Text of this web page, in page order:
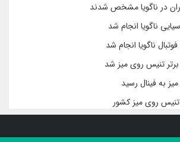
در ناگویا مشخص شدند
ناگویا انجام شد
ناگویا انجام شد
تنیس روی میز شد
فینال رسید
روی میز کشور